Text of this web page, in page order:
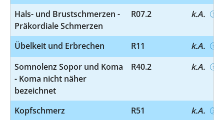
Hals- und Brustschmerzen -
Präkordiale Schmerzen
R07.2 k.A.
Übelkeit und Erbrechen R11
k.A.
Somnolenz Sopor und Koma
- Koma nicht näher
bezeichnet
R40.2 k.A.
Kopfschmerz R51
k.A.